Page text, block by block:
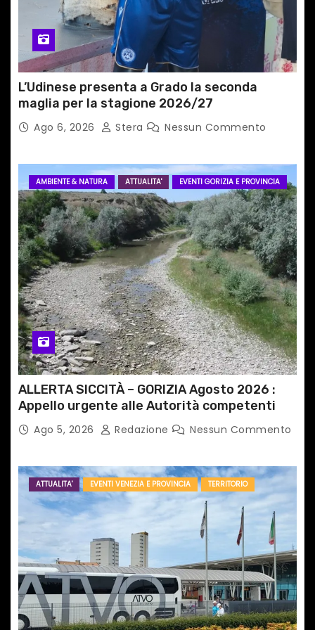
l
i
L’Udinese presenta a Grado la seconda
maglia per la stagione 2026/27
Ago 6, 2026 Stera Nessun Commento
AMBIENTE & NATURA ATTUALITA' EVENTI GORIZIA E PROVINCIA
ALLERTA SICCITÀ – GORIZIA Agosto 2026 :
Appello urgente alle Autorità competenti
Ago 5, 2026 Redazione Nessun Commento
ATTUALITA' EVENTI VENEZIA E PROVINCIA TERRITORIO